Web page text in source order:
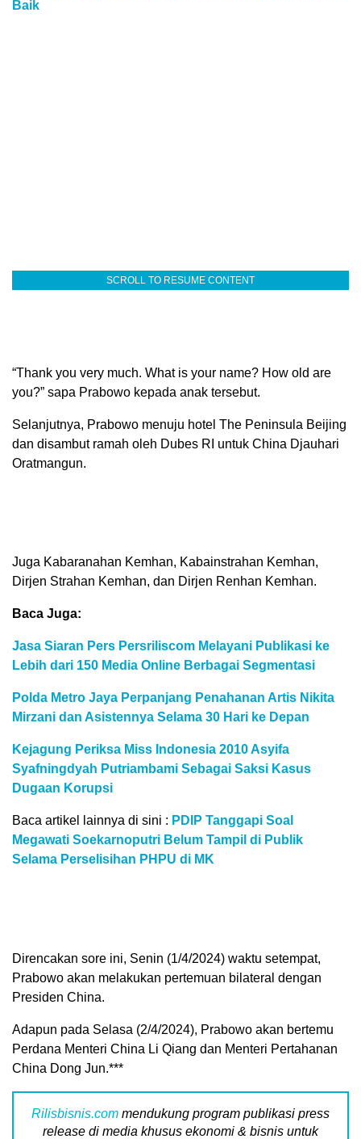
Baik
SCROLL TO RESUME CONTENT
“Thank you very much. What is your name? How old are
you?” sapa Prabowo kepada anak tersebut.
Selanjutnya, Prabowo menuju hotel The Peninsula Beijing
dan disambut ramah oleh Dubes RI untuk China Djauhari
Oratmangun.
Juga Kabaranahan Kemhan, Kabainstrahan Kemhan,
Dirjen Strahan Kemhan, dan Dirjen Renhan Kemhan.
Baca Juga:
Jasa Siaran Pers Persriliscom Melayani Publikasi ke
Lebih dari 150 Media Online Berbagai Segmentasi
Polda Metro Jaya Perpanjang Penahanan Artis Nikita
Mirzani dan Asistennya Selama 30 Hari ke Depan
Kejagung Periksa Miss Indonesia 2010 Asyifa
Syafningdyah Putriambami Sebagai Saksi Kasus
Dugaan Korupsi
Baca artikel lainnya di sini : PDIP Tanggapi Soal
Megawati Soekarnoputri Belum Tampil di Publik
Selama Perselisihan PHPU di MK
Direncakan sore ini, Senin (1/4/2024) waktu setempat,
Prabowo akan melakukan pertemuan bilateral dengan
Presiden China.
Adapun pada Selasa (2/4/2024), Prabowo akan bertemu
Perdana Menteri China Li Qiang dan Menteri Pertahanan
China Dong Jun.***
Rilisbisnis.com mendukung program publikasi press
release di media khusus ekonomi & bisnis untuk